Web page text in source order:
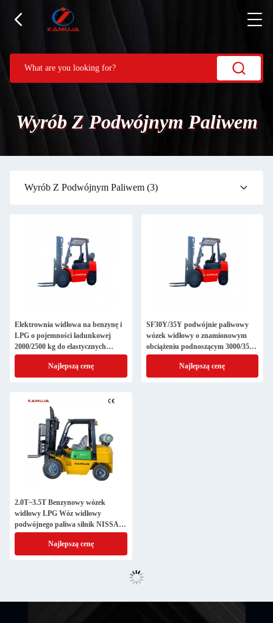
Wyrób Z Podwójnym Paliwem
Wyrób Z Podwójnym Paliwem (3)
Elektrownia widłowa na benzynę i
LPG o pojemności ładunkowej
2000/2500 kg do elastycznych
operacji
Najlepszą cenę
SF30Y/35Y podwójnie paliwowy
wózek widłowy o znamionowym
obciążeniu podnoszącym 3000/3500
kg
Najlepszą cenę
2.0T~3.5T Benzynowy wózek
widłowy LPG Wóz widłowy
podwójnego paliwa silnik NISSAN
K21/K25
Najlepszą cenę